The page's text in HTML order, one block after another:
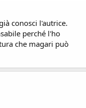
conosci l'autrice.
perché l'ho
che magari può